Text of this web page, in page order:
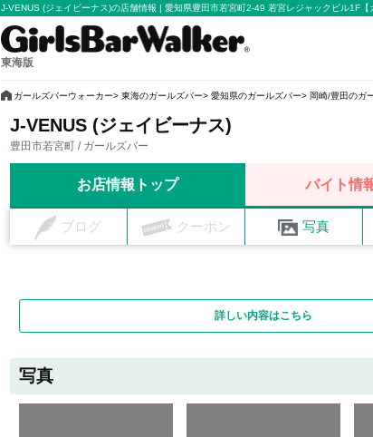
J-VENUS (ジェイビーナス)の店舗情報 | 愛知県豊田市若宮町2-49 若宮レジャックビル1F【
東海版
ガールズバーウォーカー 東海のガールズバー 愛知県のガールズバー 岡崎/豊田のガ
J-VENUS (ジェイビーナス)
豊田市若宮町 / ガールズバー
お店情報トップ バイト情
ブログ クーポン 写真
詳しい内容はこちら
写真